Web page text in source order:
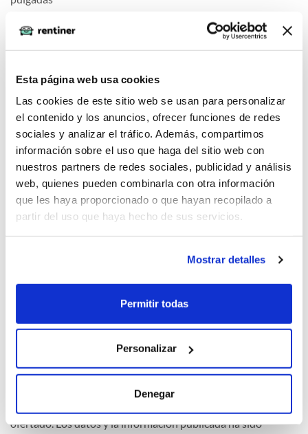
Esta página web usa cookies
Las cookies de este sitio web se usan para personalizar
el contenido y los anuncios, ofrecer funciones de redes
sociales y analizar el tráfico. Además, compartimos
información sobre el uso que haga del sitio web con
nuestros partners de redes sociales, publicidad y análisis
web, quienes pueden combinarla con otra información
que les haya proporcionado o que hayan recopilado a
partir del uso que haya hecho de sus servicios.
Mostrar detalles
Permitir todas
Personalizar
Denegar
- Sistema de sensores de aparcamiento delanteros, traseros y
laterales
Comfort
Seguridad
Extras
ofertado. Los datos y la información publicada ha sido